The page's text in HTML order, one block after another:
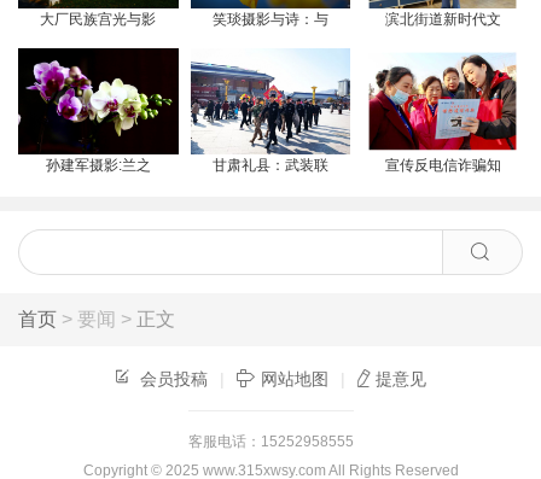
大厂民族宫光与影 笑琰摄影与诗：与 滨北街道新时代文
孙建军摄影:兰之 甘肃礼县：武装联 宣传反电信诈骗知
首页 > 要闻 > 正文
会员投稿 | 网站地图 | 提意见
客服电话：15252958555
Copyright © 2025 www.315xwsy.com All Rights Reserved